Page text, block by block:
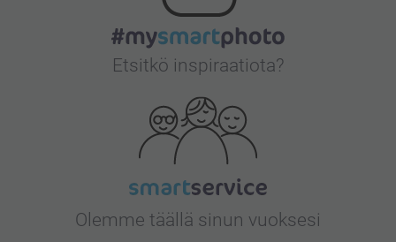
Etsitkö inspiraatiota?
Olemme täällä sinun vuoksesi